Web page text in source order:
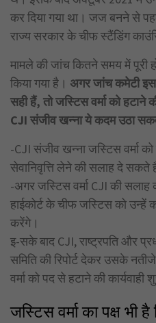
कर दिया गया था। जज बनने से
राज्य सरकार के चीफ स्टैंडिंग
मामले की जांच कितने समय में पूरी
किया गया है। अगर जांच कमेटी
सही हैं, तो जस्टिस वर्मा को हटाने
CJI संजीव खन्ना ये कदम उठा
-CJI संजीव खन्ना जस्टिस वर्मा
सेवानिवृत्ति लेने की सलाह दे सकते
-अगर जस्टिस वर्मा CJI की सलाह
हाईकोर्ट के चीफ जस्टिस को उन्हें
करेंगे।
इ-सके बाद CJI, राष्ट्रपति और
समिति की रिपोर्ट देकर उसके
वर्मा को पद से हटाने की
जस्टिस वर्मा का पक्ष भी है